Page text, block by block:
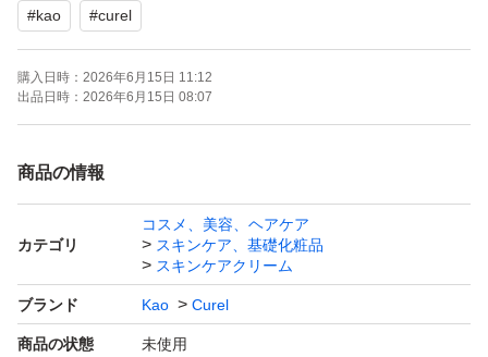
お支払いが完了された時点から2日以内に発送いたしま
す。
急ぎ、発送の催促はご遠慮ください。
・訳ありについて
箱潰れ等がございます。
・梱包について
箱のままOPP袋のみで梱包し、発送いたします。
#kao #curel
購入日時： 2026年6月15日 11:12
出品日時： 2026年6月15日 08:07
商品の情報
カテゴリ
コスメ、美容、ヘアケア
スキンケア、基礎化粧品
スキンケアクリーム
ブランド Kao Curel
商品の状態 未使用